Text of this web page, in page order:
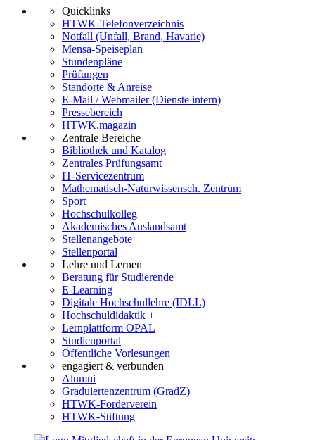
Quicklinks
HTWK-Telefonverzeichnis
Notfall (Unfall, Brand, Havarie)
Mensa-Speiseplan
Stundenpläne
Prüfungen
Standorte & Anreise
E-Mail / Webmailer (Dienste intern)
Pressebereich
HTWK.magazin
Zentrale Bereiche
Bibliothek und Katalog
Zentrales Prüfungsamt
IT-Servicezentrum
Mathematisch-Naturwissensch. Zentrum
Sport
Hochschulkolleg
Akademisches Auslandsamt
Stellenangebote
Stellenportal
Lehre und Lernen
Beratung für Studierende
E-Learning
Digitale Hochschullehre (IDLL)
Hochschuldidaktik +
Lernplattform OPAL
Studienportal
Öffentliche Vorlesungen
engagiert & verbunden
Alumni
Graduiertenzentrum (GradZ)
HTWK-Förderverein
HTWK-Stiftung